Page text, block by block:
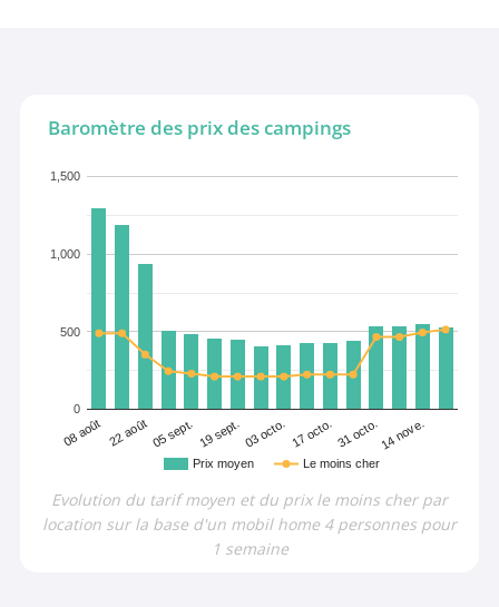
Baromètre des prix des campings
Prix moyen Le moins cher
08 août 22 août05 sept. 19 sept.03 octo. 17 octo.31 octo.14 nove.
0
500
1,000
1,500
Evolution du tarif moyen et du prix le moins cher par
location sur la base d'un mobil home 4 personnes pour
1 semaine